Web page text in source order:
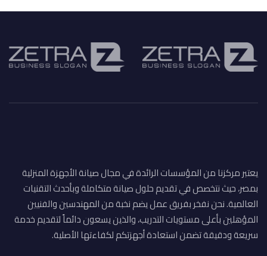
يعتبر مركزنا من المؤسسات الرائدة في مجال صيانة الأجهزة المنزلية
بمصر، حيث نتخصص في تقديم حلول صيانة متكاملة وبأحدث التقنيات
العالمية. نحن نفخر بفريق عمل يضم نخبة من المهندسين والفنيين
المؤهلين بأعلى مستويات التدريب، والذين يسعون دائماً لتقديم خدمة
سريعة ودقيقة تضمن استعادة أجهزتكم لكفاءتها الأصلية.